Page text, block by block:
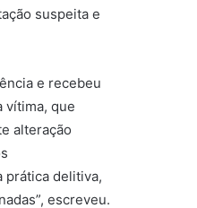
suspeita e
e recebeu
vítima, que
alteração
prática delitiva,
escreveu.